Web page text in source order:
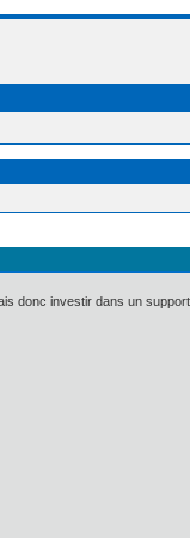
donc investir dans un